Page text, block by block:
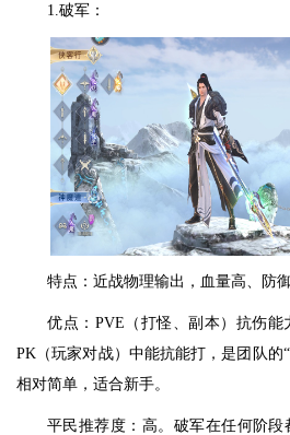
1.破军：
特点：近战物理输出，血量高、防
优点：PVE（打怪、副本）抗伤能
PK（玩家对战）中能抗能打，是团队的
相对简单，适合新手。
平民推荐度：高。破军在任何阶